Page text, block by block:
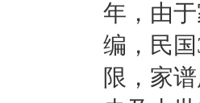
年，由
编，民国
限，家